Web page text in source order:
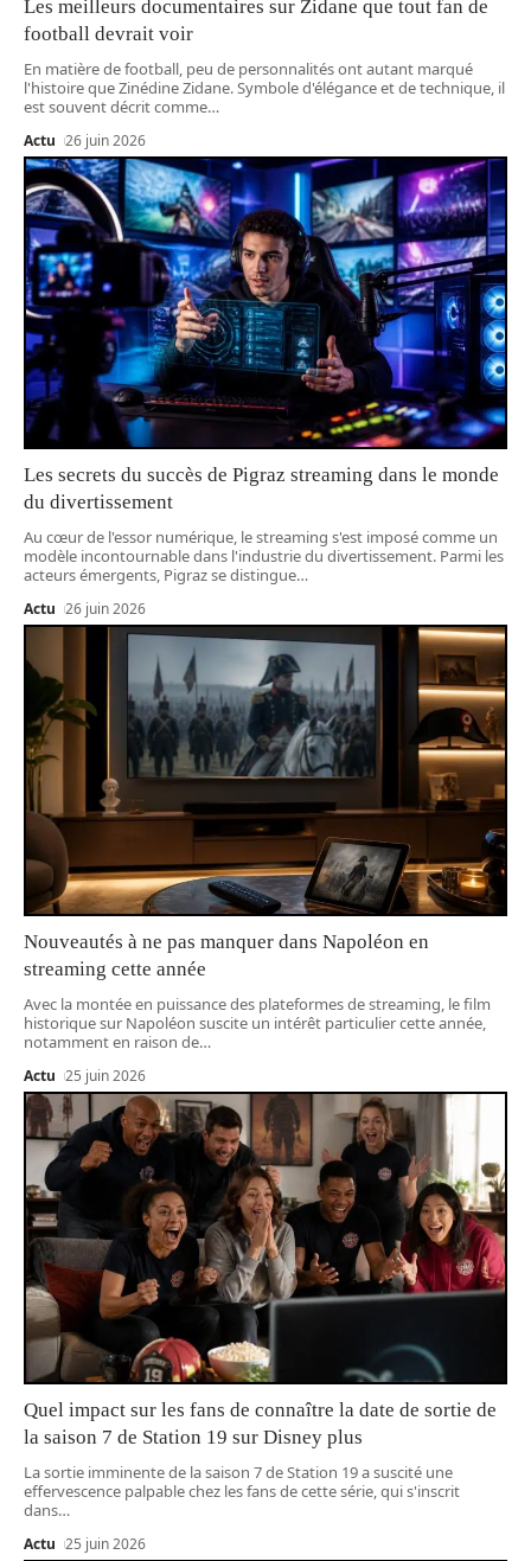
Les meilleurs documentaires sur Zidane que tout fan de
football devrait voir
En matière de football, peu de personnalités ont autant marqué
l'histoire que Zinédine Zidane. Symbole d'élégance et de technique, il
est souvent décrit comme…
Actu 26 juin 2026
Les secrets du succès de Pigraz streaming dans le monde
du divertissement
Au cœur de l'essor numérique, le streaming s'est imposé comme un
modèle incontournable dans l'industrie du divertissement. Parmi les
acteurs émergents, Pigraz se distingue…
Actu 26 juin 2026
Nouveautés à ne pas manquer dans Napoléon en
streaming cette année
Avec la montée en puissance des plateformes de streaming, le film
historique sur Napoléon suscite un intérêt particulier cette année,
notamment en raison de…
Actu 25 juin 2026
Quel impact sur les fans de connaître la date de sortie de
la saison 7 de Station 19 sur Disney plus
La sortie imminente de la saison 7 de Station 19 a suscité une
effervescence palpable chez les fans de cette série, qui s'inscrit
dans…
Actu 25 juin 2026